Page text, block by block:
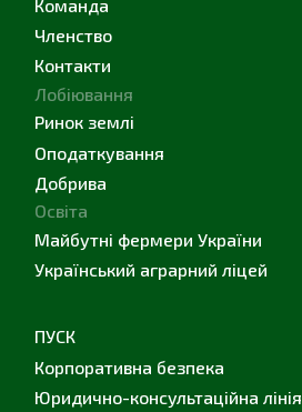
Команда
Членство
Контакти
Лобіювання
Ринок землі
Оподаткування
Добрива
Освіта
Майбутні фермери України
Український аграрний ліцей
ПУСК
Корпоративна безпека
Юридично-консультаційна лінія